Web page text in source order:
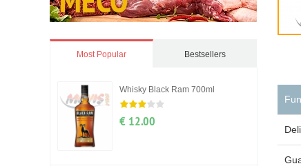
Most Popular Bestsellers
Whisky Black Ram 700ml
€ 12.00